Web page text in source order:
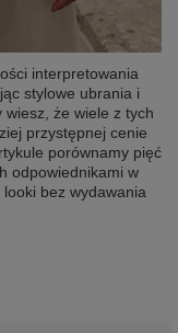
interpretowania
stylowe ubrania i
wiesz, że wiele z tych
przystępnej cenie
porównamy pięć
odpowiednikami w
bez wydawania